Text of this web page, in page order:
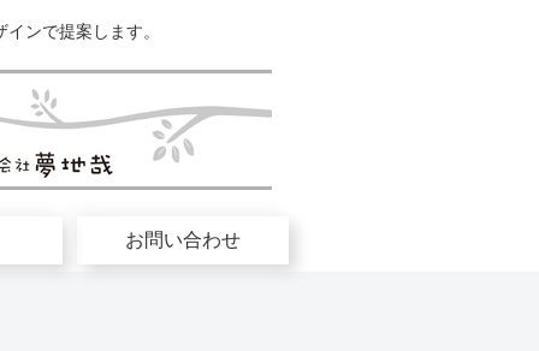
ンで提案します。
お問い合わせ